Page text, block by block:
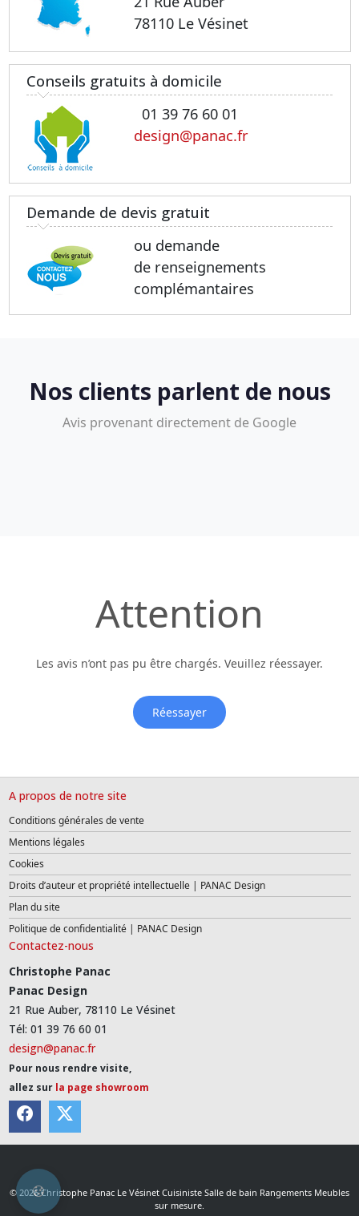
78110 Le Vésinet
Conseils gratuits à domicile
01 39 76 60 01
design@panac.fr
Demande de devis gratuit
ou demande
de renseignements
complémantaires
Nos clients parlent de nous
Avis provenant directement de Google
Attention
Les avis n’ont pas pu être chargés. Veuillez réessayer.
Réessayer
A propos de notre site
Conditions générales de vente
Mentions légales
Cookies
Droits d’auteur et propriété intellectuelle | PANAC Design
Plan du site
Politique de confidentialité | PANAC Design
Contactez-nous
Christophe Panac
Panac Design
21 Rue Auber, 78110 Le Vésinet
Tél: 01 39 76 60 01
design@panac.fr
Pour nous rendre visite,
allez sur la page showroom
© 2026 Christophe Panac Le Vésinet Cuisiniste Salle de bain Rangements Meubles
sur mesure.